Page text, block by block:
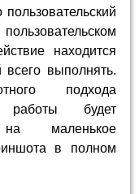
находится
всего выполнять.
подхода
работы будет
маленькое
в полном